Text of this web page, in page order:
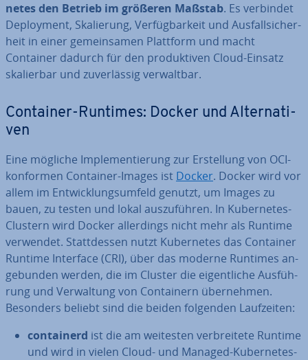
netes den Betrieb im größeren Maßstab. Es verbindet
De­ploy­ment, Ska­lie­rung, Ver­füg­bar­keit und Aus­fall­si­cher­
heit in einer ge­mein­sa­men Plattform und macht
Container dadurch für den pro­duk­ti­ven Cloud-Einsatz
ska­lier­bar und zu­ver­läs­sig ver­walt­bar.
Container-Runtimes: Docker und Al­ter­na­ti­
ven
Eine mögliche Im­ple­men­tie­rung zur Er­stel­lung von OCI-
konformen Container-Images ist Docker. Docker wird vor
allem im Ent­wick­lungs­um­feld genutzt, um Images zu
bauen, zu testen und lokal aus­zu­füh­ren. In Ku­ber­netes-
Clustern wird Docker al­ler­dings nicht mehr als Runtime
verwendet. Statt­des­sen nutzt Ku­ber­netes das Container
Runtime Interface (CRI), über das moderne Runtimes an­
ge­bun­den werden, die im Cluster die ei­gent­li­che Aus­füh­
rung und Ver­wal­tung von Con­tai­nern über­neh­men.
Besonders beliebt sind die beiden folgenden Lauf­zei­ten:
con­tai­nerd ist die am weitesten ver­brei­te­te Runtime
und wird in vielen Cloud- und Managed-Ku­ber­netes-